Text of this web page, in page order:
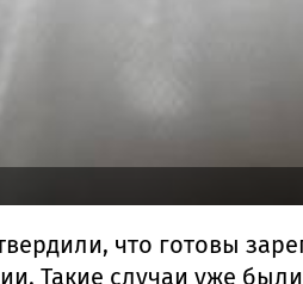
что готовы
Такие случаи уже